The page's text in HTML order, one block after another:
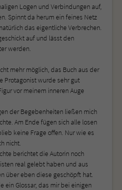
Logen und Verbindungen auf,
Spinnt da herum ein feines Netz
das eigentliche Verbrechen.
auf und lässt den
werden.
mehr möglich, das Buch aus der
Protagonist wurde sehr gut
vor meinem inneren Auge
der Begebenheiten ließen mich
Am Ende fügen sich alle losen
keine Frage offen. Nur wie es
nicht.
berichtet die Autorin noch
real gelebt haben und aus
über eben diese geschöpft hat.
ein Glossar, das mir bei einigen